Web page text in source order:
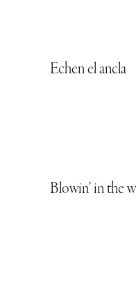
Echen el ancla
Blowin’ in the